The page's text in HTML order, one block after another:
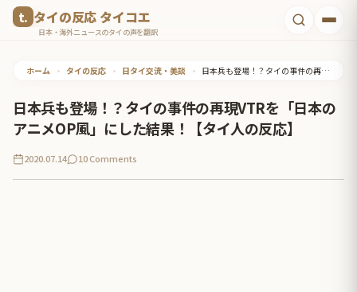
タイの反応 タイコエ
日本・海外ニュースのタイの声を翻訳
ホーム • タイの反応 • 日タイ交流・美談 • 日本兵も登場！？タイの事件の再現VTRを「日本のアニメOP風」にした結果！【タイ人の反応】
日本兵も登場！？タイの事件の再現VTRを「日本の
アニメOP風」にした結果！【タイ人の反応】
2020.07.14 10 Comments